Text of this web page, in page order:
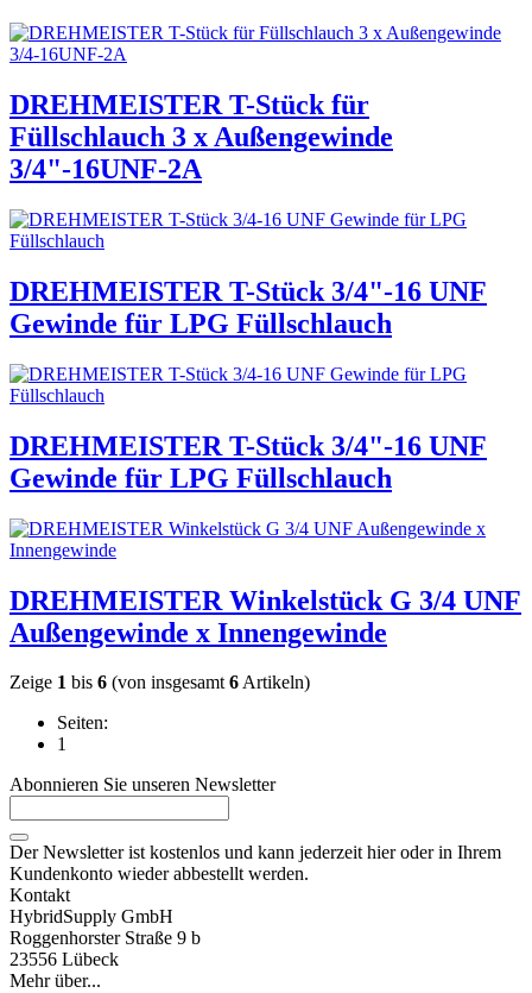
DREHMEISTER T-Stück für
Füllschlauch 3 x Außengewinde
3/4"-16UNF-2A
DREHMEISTER T-Stück 3/4"-16 UNF
Gewinde für LPG Füllschlauch
DREHMEISTER T-Stück 3/4"-16 UNF
Gewinde für LPG Füllschlauch
DREHMEISTER Winkelstück G 3/4 UNF
Außengewinde x Innengewinde
Zeige 1 bis 6 (von insgesamt6Artikeln)
Seiten:
1
Abonnieren Sie unseren Newsletter
Der Newsletter ist kostenlos und kann jederzeit hier oder in Ihrem
Kundenkonto wieder abbestellt werden.
Kontakt
HybridSupply GmbH
Roggenhorster Straße 9 b
23556 Lübeck
Mehr über...